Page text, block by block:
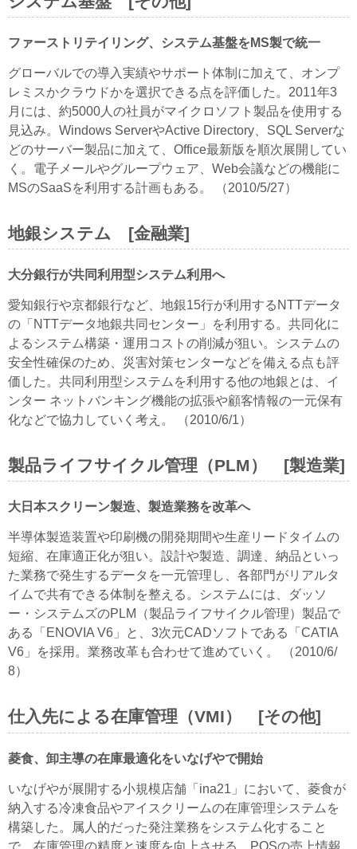
ファーストリテイリング、システム基盤をMS製で統一
グローバルでの導入実績やサポート体制に加えて、オンプ
レミスかクラウドかを選択できる点を評価した。2011年3
月には、約5000人の社員がマイクロソフト製品を使用する
見込み。Windows ServerやActive Directory、SQL Serverな
どのサーバー製品に加えて、Office最新版を順次展開してい
く。電子メールやグループウェア、Web会議などの機能に
MSのSaaSを利用する計画もある。 （2010/5/27）
地銀システム [金融業]
大分銀行が共同利用型システム利用へ
愛知銀行や京都銀行など、地銀15行が利用するNTTデータ
の「NTTデータ地銀共同センター」を利用する。共同化に
よるシステム構築・運用コストの削減が狙い。システムの
安全性確保のため、災害対策センターなどを備える点も評
価した。共同利用型システムを利用する他の地銀とは、イ
ンター ネットバンキング機能の拡張や顧客情報の一元保有
化などで協力していく考え。 （2010/6/1）
製品ライフサイクル管理（PLM） [製造業]
大日本スクリーン製造、製造業務を改革へ
半導体製造装置や印刷機の開発期間や生産リードタイムの
短縮、在庫適正化が狙い。設計や製造、調達、納品といっ
た業務で発生するデータを一元管理し、各部門がリアルタ
イムで共有できる体制を整える。システムには、ダッソ
ー・システムズのPLM（製品ライフサイクル管理）製品で
ある「ENOVIA V6」と、3次元CADソフトである「CATIA
V6」を採用。業務改革も合わせて進めていく。 （2010/6/
8）
仕入先による在庫管理（VMI） [その他]
菱食、卸主導の在庫最適化をいなげやで開始
いなげやが展開する小規模店舗「ina21」において、菱食が
納入する冷凍食品やアイスクリームの在庫管理システムを
構築した。属人的だった発注業務をシステム化すること
で、在庫管理の精度と速度を向上させる。POSの売上情報